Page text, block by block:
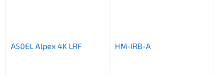
A50EL Alpex 4K LRF HM-IRB-A